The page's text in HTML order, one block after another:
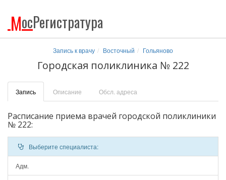
МосРегистратура
Запись к врачу Восточный Гольяново
Городская поликлиника № 222
Запись Описание Обсл. адреса
Расписание приема врачей городской поликлиники
№ 222:
Выберите специалиста:
Адм.